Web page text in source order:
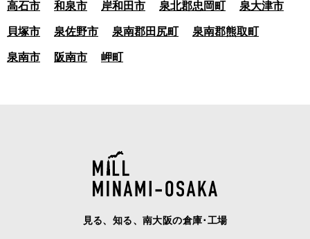
高石市 和泉市 岸和田市 泉北郡忠岡町 泉大津市
貝塚市 泉佐野市 泉南郡田尻町 泉南郡熊取町
泉南市 阪南市 岬町
見る、知る、南大阪の倉庫･工場